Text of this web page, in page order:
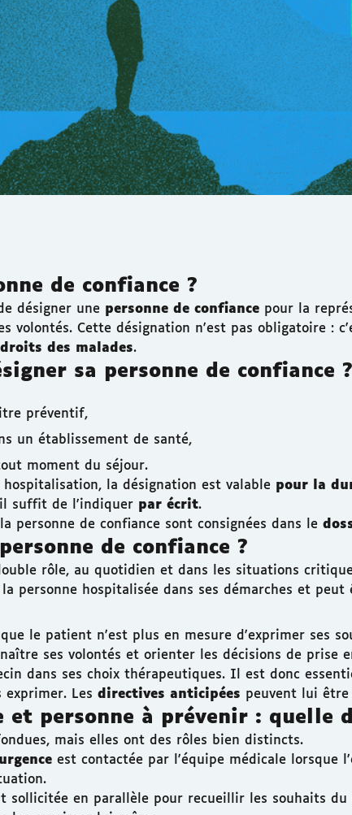
de confiance ?
désigner une personne de confiance pour la
volontés. Cette désignation n'est pas obligatoire :
des malades.
sa personne de confiance ?
préventif,
un établissement de santé,
moment du séjour.
la désignation est valable pour la
il suffit de l'indiquer par écrit.
personne de confiance sont consignées dans le
de confiance ?
rôle, au quotidien et dans les situations
personne hospitalisée dans ses démarches et
le patient n'est plus en mesure d'exprimer ses
ses volontés et orienter les décisions de prise
dans ses choix thérapeutiques. Il est donc
Les directives anticipées peuvent lui être
et personne à prévenir : quelle
mais elles ont des rôles bien distincts.
est contactée par l'équipe médicale lorsque
sollicitée en parallèle pour recueillir les souhaits